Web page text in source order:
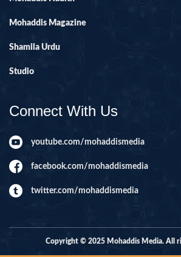
Mohaddis Magazine
Shamila Urdu
Studio
Connect With Us
youtube.com/mohaddismedia
facebook.com/mohaddismedia
twitter.com/mohaddismedia
Copyright © 2025 Mohaddis Media. All